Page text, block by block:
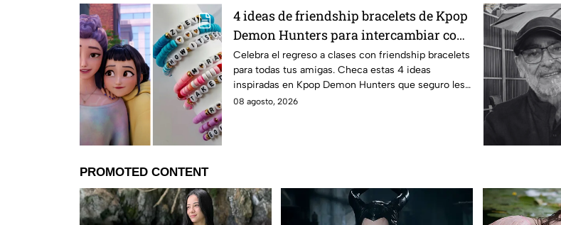
4 ideas de friendship bracelets de Kpop
Demon Hunters para intercambiar con
tus mejores amigas este regreso a
clases
Celebra el regreso a clases con friendship bracelets
para todas tus amigas. Checa estas 4 ideas
inspiradas en Kpop Demon Hunters que seguro les
encantará.
08 agosto, 2026